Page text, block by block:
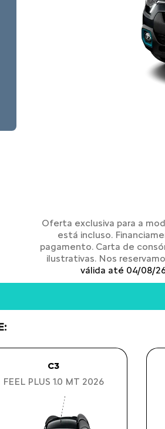
Oferta exclusiva para a
está incluso.
pagamento. Carta de
ilustrativas. Nos
válida até 04/08/
C3
FEEL PLUS 1.0 MT 2026